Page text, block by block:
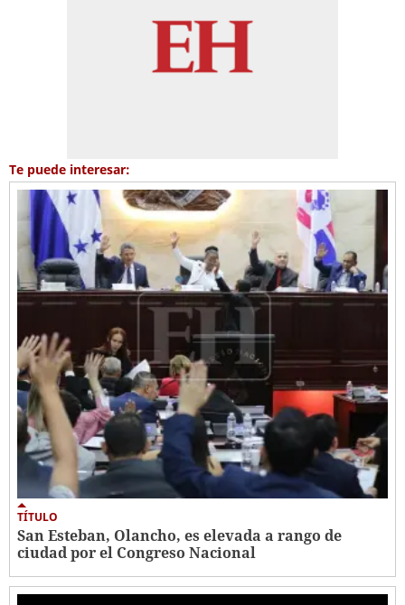
Te puede interesar:
TÍTULO
San Esteban, Olancho, es elevada a rango de
ciudad por el Congreso Nacional